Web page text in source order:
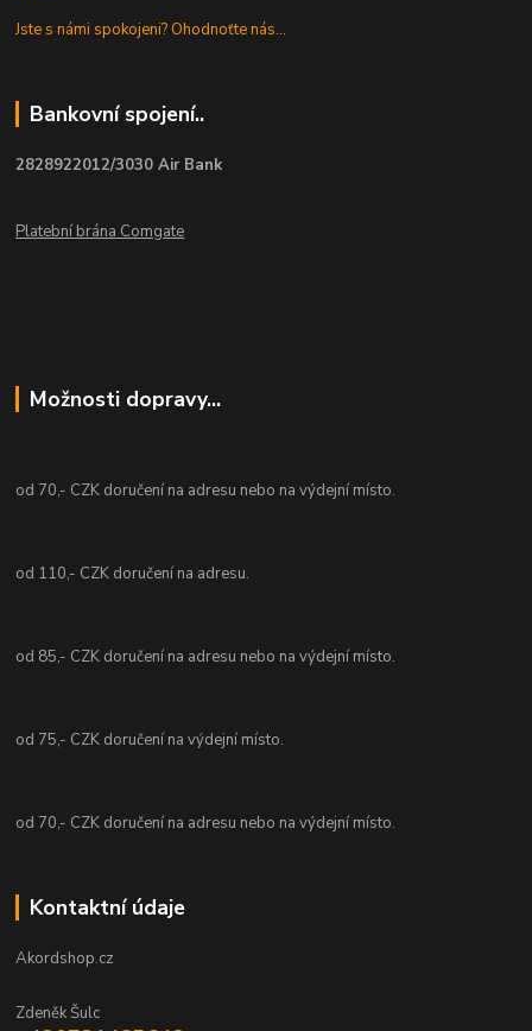
Jste s námi spokojeni? Ohodnoťte nás...
Bankovní spojení..
2828922012/3030 Air Bank
Platební brána Comgate
Možnosti dopravy...
od 70,- CZK doručení na adresu nebo na výdejní místo.
od 110,- CZK doručení na adresu.
od 85,- CZK doručení na adresu nebo na výdejní místo.
od 75,- CZK doručení na výdejní místo.
od 70,- CZK doručení na adresu nebo na výdejní místo.
Kontaktní údaje
Akordshop.cz
Zdeněk Šulc